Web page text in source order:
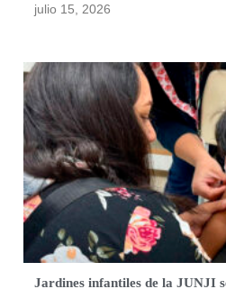
julio 15, 2026
Jardines infantiles de la JUNJI